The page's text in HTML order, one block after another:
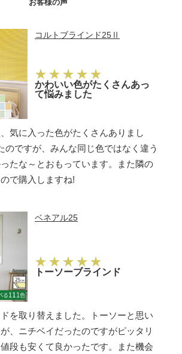
お客様の声
コルトブラインド25Ⅱ
かわいい色がたくさんあっ
て悩みました
気に入った色がたくさんありまし
のですが、みんな同じ色ではなく違う
たな～とおもっています。また隣の
で購入しますね!
ベネアル25
トーソーブラインド
を取り替えました。トーソーと思い
、ニチベイだったのですがピッタリ
段も安くて良かったです。また機会